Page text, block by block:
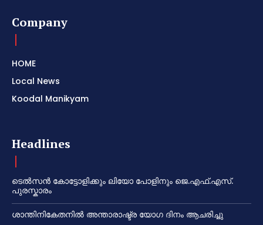
Company
HOME
Local News
Koodal Manikyam
Headlines
ടെൽസൻ കോട്ടോളിക്കും ലിയോ പോളിനും ജെ.എഫ്.എസ്.
പുരസ്കാരം
ശാന്തിനികേതനിൽ അന്താരാഷ്ട്ര യോഗ ദിനം ആചരിച്ചു